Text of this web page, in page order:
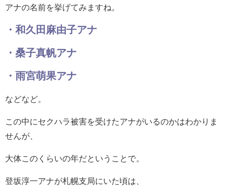
アナの名前を挙げてみますね。
・和久田麻由子アナ
・桑子真帆アナ
・雨宮萌果アナ
などなど。
この中にセクハラ被害を受けたアナがいるのかはわかりま
せんが、
大体このくらいの年だということで。
登坂淳一アナが札幌支局にいた頃は、